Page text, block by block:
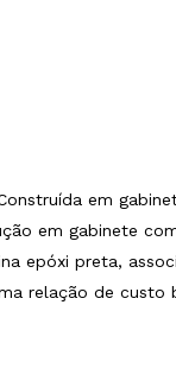
em
em gabinete
epóxi preta,
relação de custo